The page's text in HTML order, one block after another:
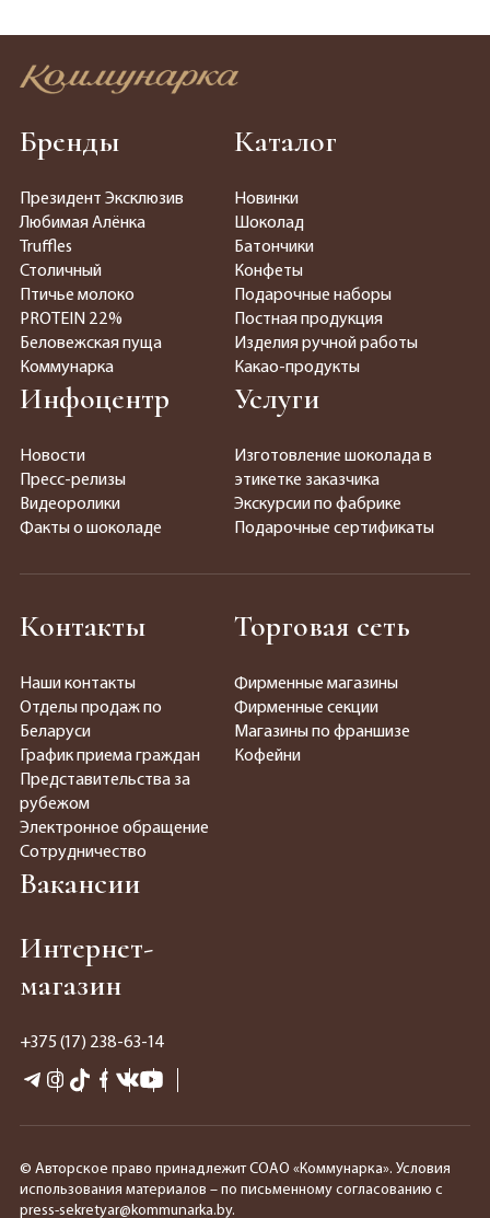
Бренды
Президент Эксклюзив
Любимая Алёнка
Truffles
Столичный
Птичье молоко
PROTEIN 22%
Беловежская пуща
Коммунарка
Каталог
Новинки
Шоколад
Батончики
Конфеты
Подарочные наборы
Постная продукция
Изделия ручной работы
Какао-продукты
Инфоцентр
Новости
Пресс-релизы
Видеоролики
Факты о шоколаде
Услуги
Изготовление шоколада в
этикетке заказчика
Экскурсии по фабрике
Подарочные сертификаты
Контакты
Наши контакты
Отделы продаж по
Беларуси
График приема граждан
Представительства за
рубежом
Электронное обращение
Сотрудничество
Торговая сеть
Фирменные магазины
Фирменные секции
Магазины по франшизе
Кофейни
Вакансии
Интернет-
магазин
+375 (17) 238-63-14
© Авторское право принадлежит СОАО «Коммунарка». Условия
использования материалов – по письменному согласованию с
press-sekretyar@kommunarka.by.